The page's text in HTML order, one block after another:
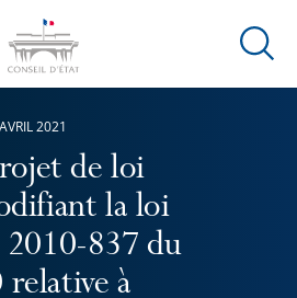
Ouvrir
de loi
la loi
2010-837 du
à
2021